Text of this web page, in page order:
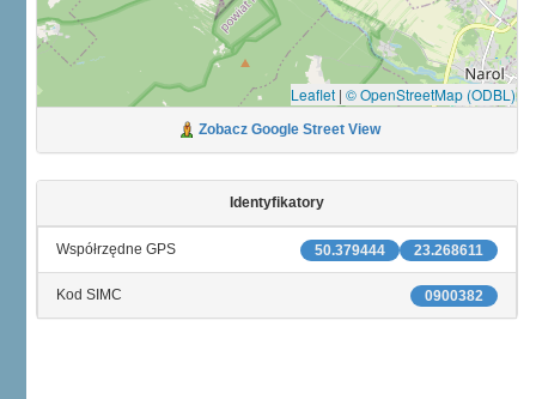
Leaflet | © OpenStreetMap (ODBL)
Zobacz Google Street View
Identyfikatory
23.268611
50.379444
Współrzędne GPS
0900382
Kod SIMC